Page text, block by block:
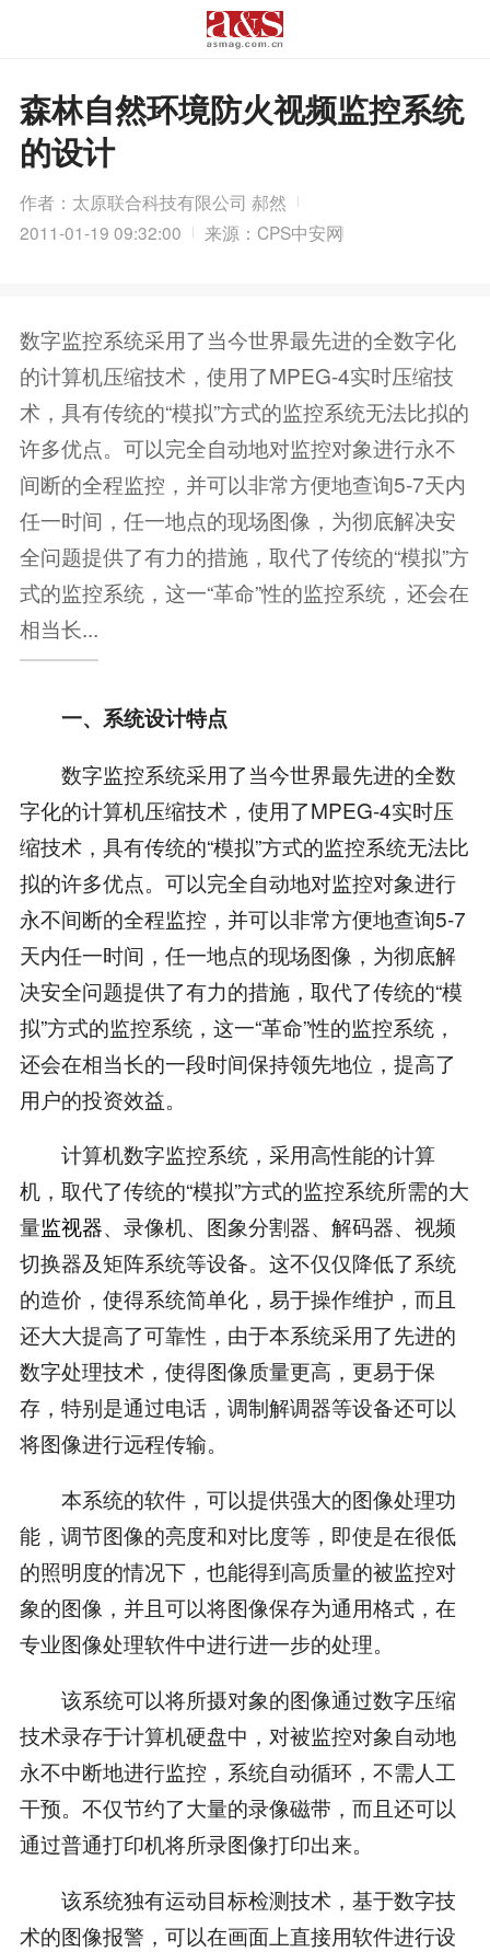
森林自然环境防火视频监控系统
的设计
作者：太原联合科技有限公司 郝然
2011-01-19 09:32:00
来源：CPS中安网
数字监控系统采用了当今世界最先进的全数字化
的计算机压缩技术，使用了MPEG-4实时压缩技
术，具有传统的“模拟”方式的监控系统无法比拟的
许多优点。可以完全自动地对监控对象进行永不
间断的全程监控，并可以非常方便地查询5-7天内
任一时间，任一地点的现场图像，为彻底解决安
全问题提供了有力的措施，取代了传统的“模拟”方
式的监控系统，这一“革命”性的监控系统，还会在
相当长...
一、系统设计特点
数字监控系统采用了当今世界最先进的全数
字化的计算机压缩技术，使用了MPEG-4实时压
缩技术，具有传统的“模拟”方式的监控系统无法比
拟的许多优点。可以完全自动地对监控对象进行
永不间断的全程监控，并可以非常方便地查询5-7
天内任一时间，任一地点的现场图像，为彻底解
决安全问题提供了有力的措施，取代了传统的“模
拟”方式的监控系统，这一“革命”性的监控系统，
还会在相当长的一段时间保持领先地位，提高了
用户的投资效益。
计算机数字监控系统，采用高性能的计算
机，取代了传统的“模拟”方式的监控系统所需的大
量监视器、录像机、图象分割器、解码器、视频
切换器及矩阵系统等设备。这不仅仅降低了系统
的造价，使得系统简单化，易于操作维护，而且
还大大提高了可靠性，由于本系统采用了先进的
数字处理技术，使得图像质量更高，更易于保
存，特别是通过电话，调制解调器等设备还可以
将图像进行远程传输。
本系统的软件，可以提供强大的图像处理功
能，调节图像的亮度和对比度等，即使是在很低
的照明度的情况下，也能得到高质量的被监控对
象的图像，并且可以将图像保存为通用格式，在
专业图像处理软件中进行进一步的处理。
该系统可以将所摄对象的图像通过数字压缩
技术录存于计算机硬盘中，对被监控对象自动地
永不中断地进行监控，系统自动循环，不需人工
干预。不仅节约了大量的录像磁带，而且还可以
通过普通打印机将所录图像打印出来。
该系统独有运动目标检测技术，基于数字技
术的图像报警，可以在画面上直接用软件进行设